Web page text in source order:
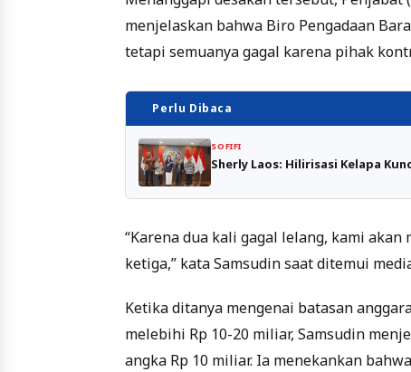
menjelaskan bahwa Biro Pengadaan
tetapi semuanya gagal karena pihak
Perlu Dibaca
SOFIFI
Sherly Laos: Hilirisasi Kelapa
“Karena dua kali gagal lelang, kami
ketiga,” kata Samsudin saat ditemui
Ketika ditanya mengenai batasan
melebihi Rp 10-20 miliar, Samsudin
angka Rp 10 miliar. Ia menekankan